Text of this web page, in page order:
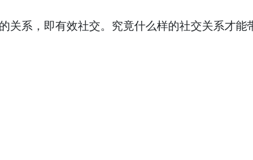
系，即有效社交。究竟什么样的社交关系才能